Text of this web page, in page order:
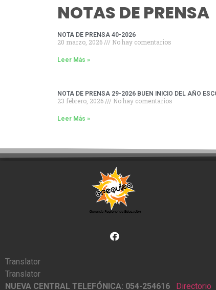
NOTAS DE PRENSA
NOTA DE PRENSA 40-2026
20 marzo, 2026 No hay comentarios
Leer Más »
NOTA DE PRENSA 29-2026 BUEN INICIO DEL AÑO
23 febrero, 2026 No hay comentarios
Leer Más »
Translator
Translator
NUEVA CENTRAL TELEFÓNICA: 054-254616
Directorio